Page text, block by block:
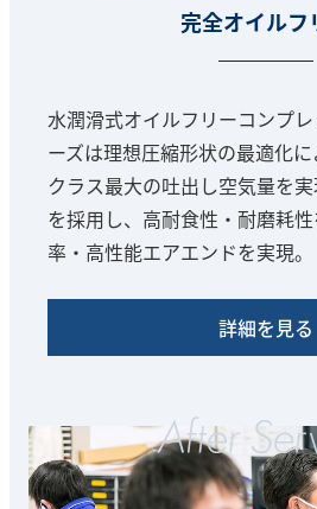
完全オイルフ
水潤滑式オイルフリーコンプ
ーズは理想圧縮形状の最適化
クラス最大の吐出し空気量を
を採用し、高耐食性・耐磨耗
率・高性能エアエンドを実現。
詳細を見る